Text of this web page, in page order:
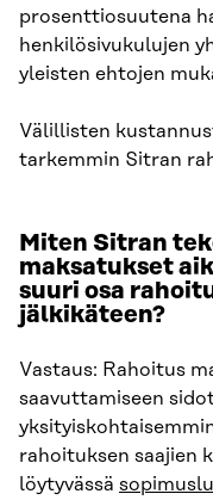
prosenttiosuutena
henkilösivukulujen
yleisten ehtojen
Välillisten
tarkemmin Sitran
Miten Sitran
maksatukset
suuri osa
jälkikäteen?
Vastaus: Rahoitus
saavuttamiseen
rahoituksen saajien
löytyvässä